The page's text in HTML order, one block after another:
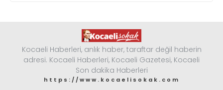
Kocaeli Haberleri, anlık haber, taraftar değil haberin
adresi. Kocaeli Haberleri, Kocaeli Gazetesi, Kocaeli
Son dakika Haberleri
https://www.kocaelisokak.com